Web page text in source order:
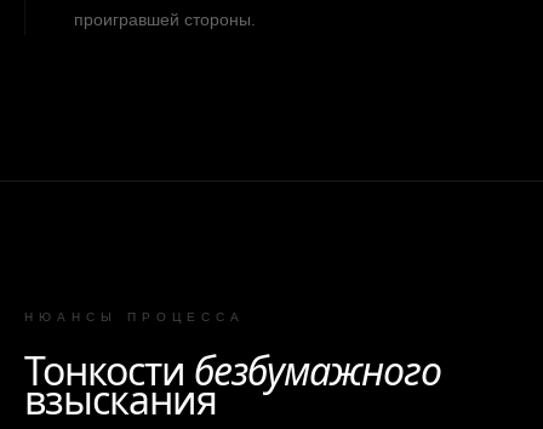
проигравшей стороны.
НЮАНСЫ ПРОЦЕССА
Тонкости безбумажного
взыскания